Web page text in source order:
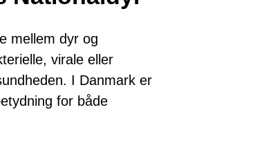
mellem dyr og
virale eller
I Danmark er
for både